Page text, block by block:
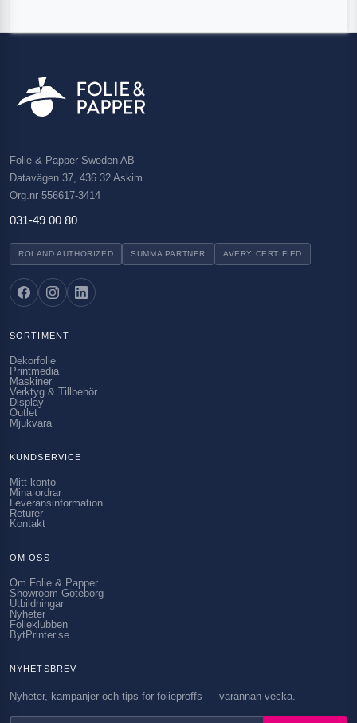
Folie & Papper Sweden AB
Datavägen 37, 436 32 Askim
Org.nr 556617-3414
031-49 00 80
ROLAND AUTHORIZED SUMMA PARTNER AVERY CERTIFIED
SORTIMENT
Dekorfolie
Printmedia
Maskiner
Verktyg & Tillbehör
Display
Outlet
Mjukvara
KUNDSERVICE
Mitt konto
Mina ordrar
Leveransinformation
Returer
Kontakt
OM OSS
Om Folie & Papper
Showroom Göteborg
Utbildningar
Nyheter
Folieklubben
BytPrinter.se
NYHETSBREV
Nyheter, kampanjer och tips för folieproffs — varannan vecka.